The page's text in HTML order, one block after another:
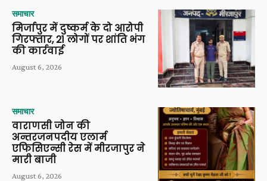
समाचार
मिर्जापुर में दुष्कर्म के दो आरोपी
गिरफ्तार, 21 लोगों पर शांति भंग
की कार्रवाई
August 6, 2026
समाचार
वाराणसी जोन की
अन्तरजनपदीय एलार्म
एफिसिएन्सी रेस में मीरजापुर ने
मारी बाजी
August 6, 2026